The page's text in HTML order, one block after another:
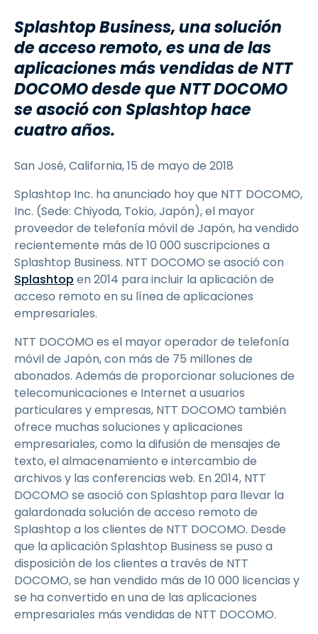
Splashtop Business, una solución
de acceso remoto, es una de las
aplicaciones más vendidas de NTT
DOCOMO desde que NTT DOCOMO
se asoció con Splashtop hace
cuatro años.
San José, California, 15 de mayo de 2018
Splashtop Inc. ha anunciado hoy que NTT DOCOMO,
Inc. (Sede: Chiyoda, Tokio, Japón), el mayor
proveedor de telefonía móvil de Japón, ha vendido
recientemente más de 10 000 suscripciones a
Splashtop Business. NTT DOCOMO se asoció con
Splashtop en 2014 para incluir la aplicación de
acceso remoto en su línea de aplicaciones
empresariales.
NTT DOCOMO es el mayor operador de telefonía
móvil de Japón, con más de 75 millones de
abonados. Además de proporcionar soluciones de
telecomunicaciones e Internet a usuarios
particulares y empresas, NTT DOCOMO también
ofrece muchas soluciones y aplicaciones
empresariales, como la difusión de mensajes de
texto, el almacenamiento e intercambio de
archivos y las conferencias web. En 2014, NTT
DOCOMO se asoció con Splashtop para llevar la
galardonada solución de acceso remoto de
Splashtop a los clientes de NTT DOCOMO. Desde
que la aplicación Splashtop Business se puso a
disposición de los clientes a través de NTT
DOCOMO, se han vendido más de 10 000 licencias y
se ha convertido en una de las aplicaciones
empresariales más vendidas de NTT DOCOMO.